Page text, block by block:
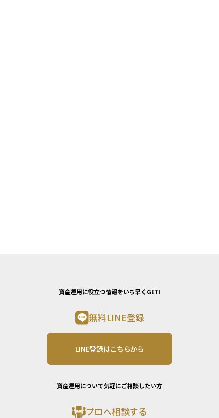
資産運用に役立つ情報をいち早くGET!
無料LINE登録
LINE登録はこちらから
資産運用について気軽にご相談したい方
プロへ相談する